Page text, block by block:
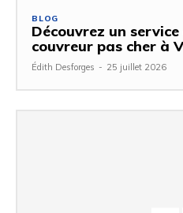
BLOG
Découvrez un
couvreur pas cher à
Édith Desforges - 25 juillet 2026